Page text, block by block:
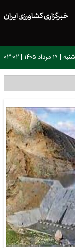
خبرگزاری کشاورزی ایران
شنبه | ۱۷ مرداد ۱۴۰۵ | ۰۳:۰۲